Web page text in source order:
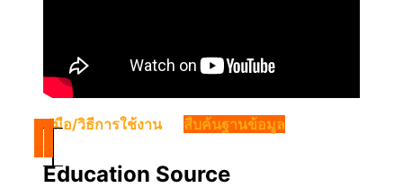
คู่มือ/วิธีการใช้งาน สืบค้นฐานข้อมูล
Education Source